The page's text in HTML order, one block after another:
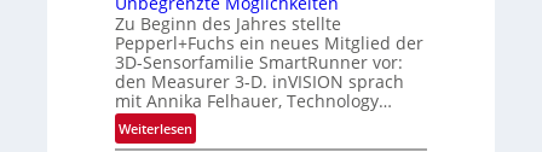
R
a
u
m
f
a
n
e
r
s
c
h
Zu Beginn des Jahres stellte
Pepperl+Fuchs ein neues Mitglied der
3D-Sensorfamilie SmartRunner vor:
den Measurer 3-D. inVISION sprach
mit Annika Felhauer, Technology…
Weiterlesen: